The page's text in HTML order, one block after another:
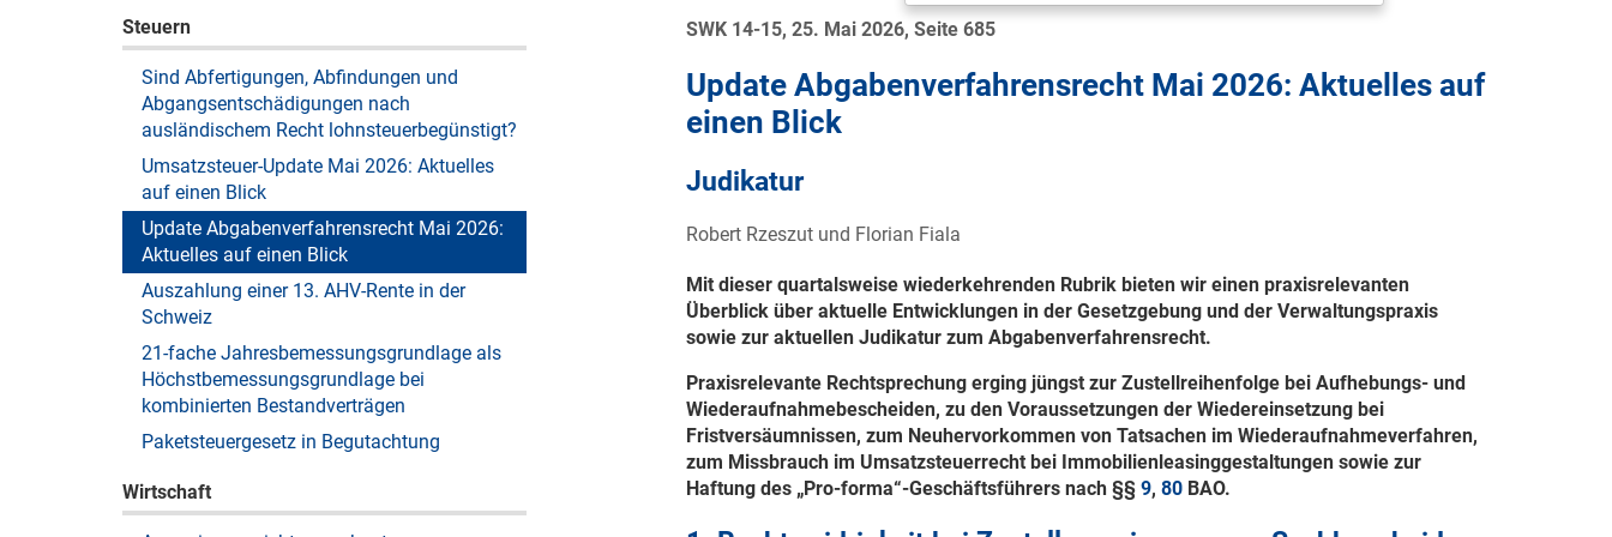
Steuern
Sind Abfertigungen, Abfindungen und
Abgangsentschädigungen nach
ausländischem Recht lohnsteuerbegünstigt?
Umsatzsteuer-Update Mai 2026: Aktuelles
auf einen Blick
Update Abgabenverfahrensrecht Mai 2026:
Aktuelles auf einen Blick
Auszahlung einer 13. AHV-Rente in der
Schweiz
21-fache Jahresbemessungsgrundlage als
Höchstbemessungsgrundlage bei
kombinierten Bestandverträgen
Paketsteuergesetz in Begutachtung
Wirtschaft
SWK 14-15, 25. Mai 2026, Seite 685
Update Abgabenverfahrensrecht Mai 2026: Aktuelles auf
einen Blick
Judikatur
Robert Rzeszut und Florian Fiala
Mit dieser quartalsweise wiederkehrenden Rubrik bieten wir einen praxisrelevanten
Überblick über aktuelle Entwicklungen in der Gesetzgebung und der Verwaltungspraxis
sowie zur aktuellen Judikatur zum Abgabenverfahrensrecht.
Praxisrelevante Rechtsprechung erging jüngst zur Zustellreihenfolge bei Aufhebungs- und
Wiederaufnahmebescheiden, zu den Voraussetzungen der Wiedereinsetzung bei
Fristversäumnissen, zum Neuhervorkommen von Tatsachen im Wiederaufnahmeverfahren,
zum Missbrauch im Umsatzsteuerrecht bei Immobilienleasinggestaltungen sowie zur
Haftung des „Pro-forma“-Geschäftsführers nach §§ 9, 80 BAO.